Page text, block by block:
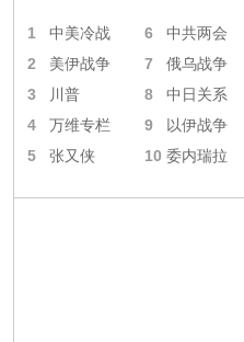
1 中美冷战 6 中共两会
2 美伊战争 7 俄乌战争
3 川普 8 中日关系
4 万维专栏 9 以伊战争
5 张又侠 10 委内瑞拉